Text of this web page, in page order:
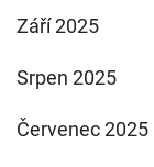
Září 2025
Srpen 2025
Červenec 2025